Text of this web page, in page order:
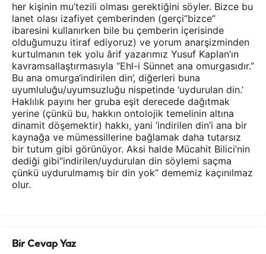
her kişinin mu’tezili olması gerektiğini söyler. Bizce bu
lanet olası izafiyet çemberinden (gerçi“bizce”
ibaresini kullanırken bile bu çemberin içerisinde
olduğumuzu itiraf ediyoruz) ve yorum anarşizminden
kurtulmanın tek yolu ârif yazarımız Yusuf Kaplan’ın
kavramsallaştırmasıyla “Ehl-i Sünnet ana omurgasıdır.”
Bu ana omurga‘indirilen din’, diğerleri buna
uyumluluğu/uyumsuzluğu nispetinde ‘uydurulan din.’
Haklılık payını her gruba eşit derecede dağıtmak
yerine (çünkü bu, hakkın ontolojik temelinin altına
dinamit döşemektir) hakkı, yani ‘indirilen din’i ana bir
kaynağa ve mümessillerine bağlamak daha tutarsız
bir tutum gibi görünüyor. Aksi halde Mücahit Bilici’nin
dediği gibi“indirilen/uydurulan din söylemi saçma
çünkü uydurulmamış bir din yok” dememiz kaçınılmaz
olur.
Bir Cevap Yaz